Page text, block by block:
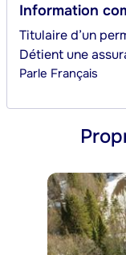
Information
Titulaire d’un
Détient une
Parle Français